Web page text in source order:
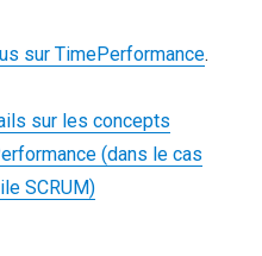
sur TimePerformance.
sur les concepts
(dans le cas
SCRUM)